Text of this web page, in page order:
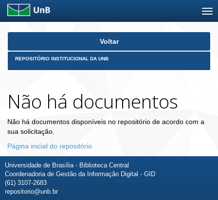
Skip
Voltar
REPOSITÓRIO INSTITUCIONAL DA UNB
Não há documentos
Não há documentos disponíveis no repositório de acordo com a
sua solicitação.
Página inicial do repositório
Universidade de Brasília - Biblioteca Central
Coordenadoria de Gestão da Informação Digital - GID
(61) 3107-2683
repositorio@unb.br